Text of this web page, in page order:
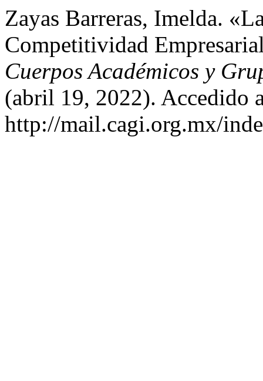
Zayas Barreras, Imelda.
Competitividad
Cuerpos Académicos y
(abril 19, 2022). Accedido
http://mail.cagi.org.mx/